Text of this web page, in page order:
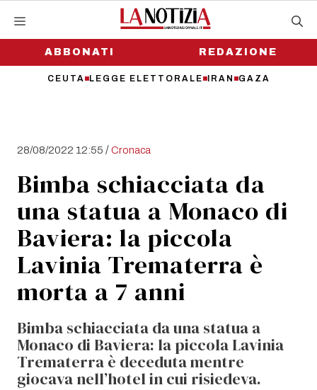
contenutoABBONATI
CEUTA LEGGE ELETTORALE IRAN GAZA
REDAZIONE
28/08/2022 12:55 /Cronaca
Bimba schiacciata da
una statua a Monaco di
Baviera: la piccola
Lavinia Trematerra è
morta a 7 anni
Bimba schiacciata da una statua a
Monaco di Baviera: la piccola Lavinia
Trematerra è deceduta mentre
giocava nell’hotel in cui risiedeva.